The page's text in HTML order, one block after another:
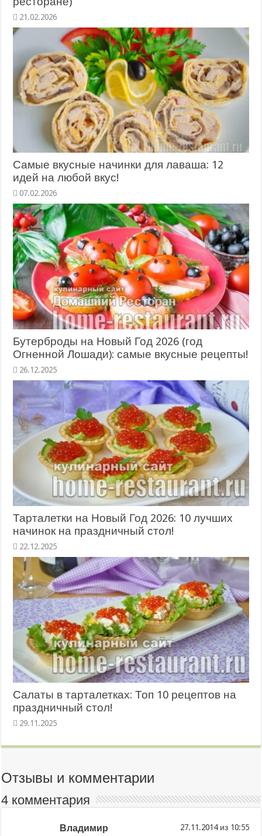
21.02.2026
Самые вкусные начинки для лаваша: 12
идей на любой вкус!
07.02.2026
Бутерброды на Новый Год 2026 (год
Огненной Лошади): самые вкусные рецепты!
26.12.2025
Тарталетки на Новый Год 2026: 10 лучших
начинок на праздничный стол!
22.12.2025
Салаты в тарталетках: Топ 10 рецептов на
праздничный стол!
29.11.2025
Отзывы и комментарии
4 комментария
Владимир из